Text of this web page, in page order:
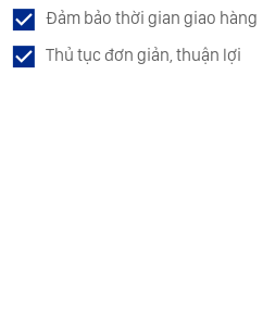
Đảm bảo thời gian giao hàng
Thủ tục đơn giản, thuận lợi